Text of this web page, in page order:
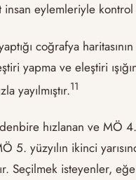
eylemleriyle
coğrafya
yapma ve eleştiri
yayılmıştır.11
hızlanan ve MÖ 4.
5. yüzyılın ikinci
Seçilmek isteyenler,